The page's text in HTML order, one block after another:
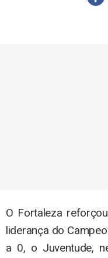
O Fortaleza
liderança do
a 0, o Juventude,